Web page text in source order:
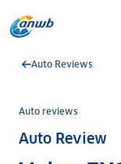
Auto Reviews
Auto reviews
Auto Review